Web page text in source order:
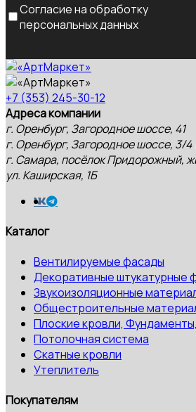
Согласие на обработку
персональных данных
+7 (353) 245-30-12
Адреса компании
г. Оренбург, Загородное шоссе, 41
г. Оренбург, Загородное шоссе, 3/
г. Самара, посёлок Придорожный,
ул. Каширская, 1Б
Каталог
Вентилируемые фасады
Декоративные штукатурные
Звукоизоляционные
Общестроительные
Плоские кровли,
Потолочная система
Скатные кровли
Утеплитель
Покупателям